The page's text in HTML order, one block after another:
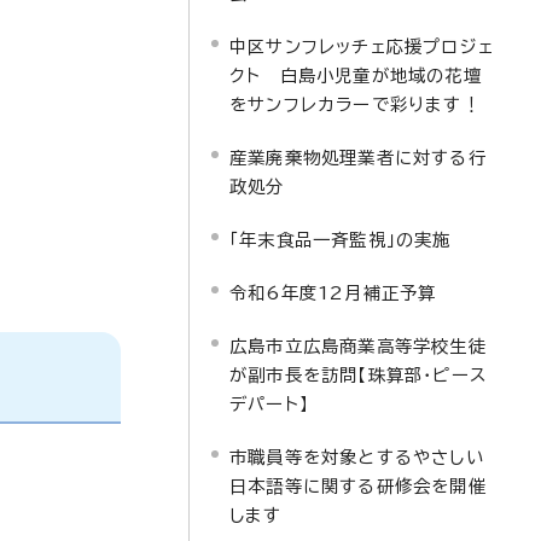
中区サンフレッチェ応援プロジェ
クト 白島小児童が地域の花壇
をサンフレカラーで彩ります！
産業廃棄物処理業者に対する行
政処分
「年末食品一斉監視」の実施
令和6年度12月補正予算
広島市立広島商業高等学校生徒
が副市長を訪問【珠算部・ピース
デパート】
市職員等を対象とするやさしい
日本語等に関する研修会を開催
します